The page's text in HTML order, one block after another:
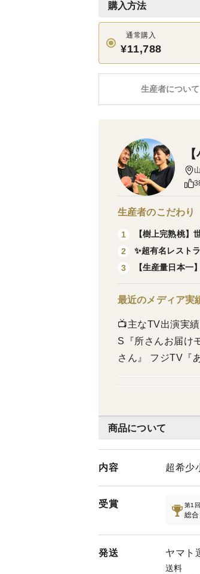
購入方法
通常購入
¥11,788
生産者について
商品について
内容 超希少
受賞 第1
総
発送 ヤマト
送料
生産者のこだわり
1
【樹上完熟桃】
2
✨超有名レスト
3
【生産量日本一
最近のメディア実
📺主なTV出演実績📺
S『所さんお届けモノで
さん』 フジTV『あしたの内村!!』 【2022年】